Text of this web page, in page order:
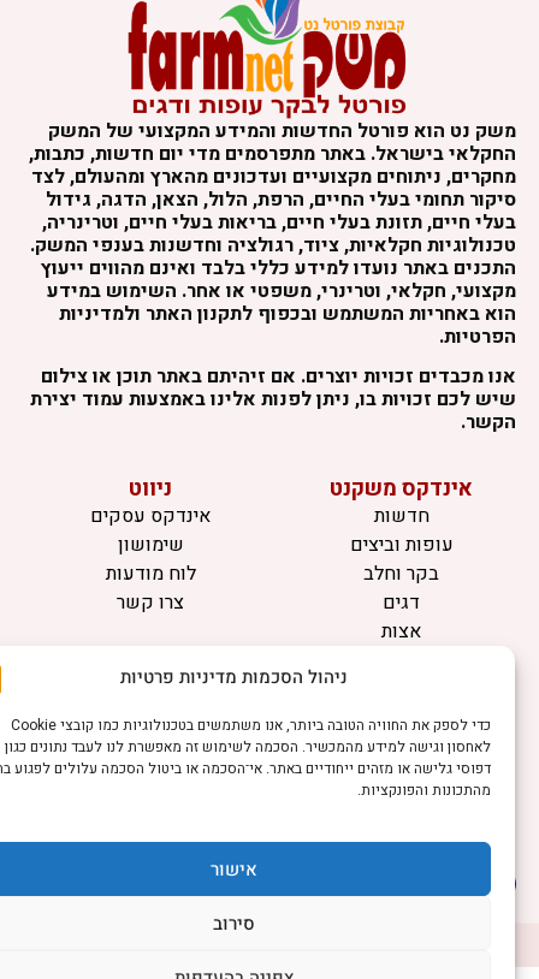
ניהול הסכמות מדיניות פרטיות
כדי לספק את החוויה הטובה ביותר, אנו משתמשים בטכנולוגיות כמו קובצי Cookie
לאחסון וגישה למידע מהמכשיר. הסכמה לשימוש זה מאפשרת לנו לעבד נתונים כגון
דפוסי גלישה או מזהים ייחודיים באתר. אי־הסכמה או ביטול הסכמה עלולים לפגוע בחלק
מהתכונות והפונקציות.
אישור
סירוב
נט הוא פורטל החדשות והמידע המקצועי של המשק
בישראל. באתר מתפרסמים מדי יום חדשות, כתבות,
ניתוחים מקצועיים ועדכונים מהארץ ומהעולם, לצד
תחומי בעלי החיים, הרפת, הלול, הצאן, הדגה, גידול
חיים, תזונת בעלי חיים, בריאות בעלי חיים, וטרינריה,
חקלאיות, ציוד, רגולציה וחדשנות בענפי המשק.
באתר נועדו למידע כללי בלבד ואינם מהווים ייעוץ
חקלאי, וטרינרי, משפטי או אחר. השימוש במידע
באחריות המשתמש ובכפוף לתקנון האתר ולמדיניות
מכבדים זכויות יוצרים. אם זיהיתם באתר תוכן או צילום
לכם זכויות בו, ניתן לפנות אלינו באמצעות עמוד יצירת
אינדקס משקנט
חדשות
עופות וביצים
בקר וחלב
דגים
אצות
ניווט
אינדקס עסקים
שימושון
לוח מודעות
צרו קשר
תקנון
הרשמה לניוזלטר